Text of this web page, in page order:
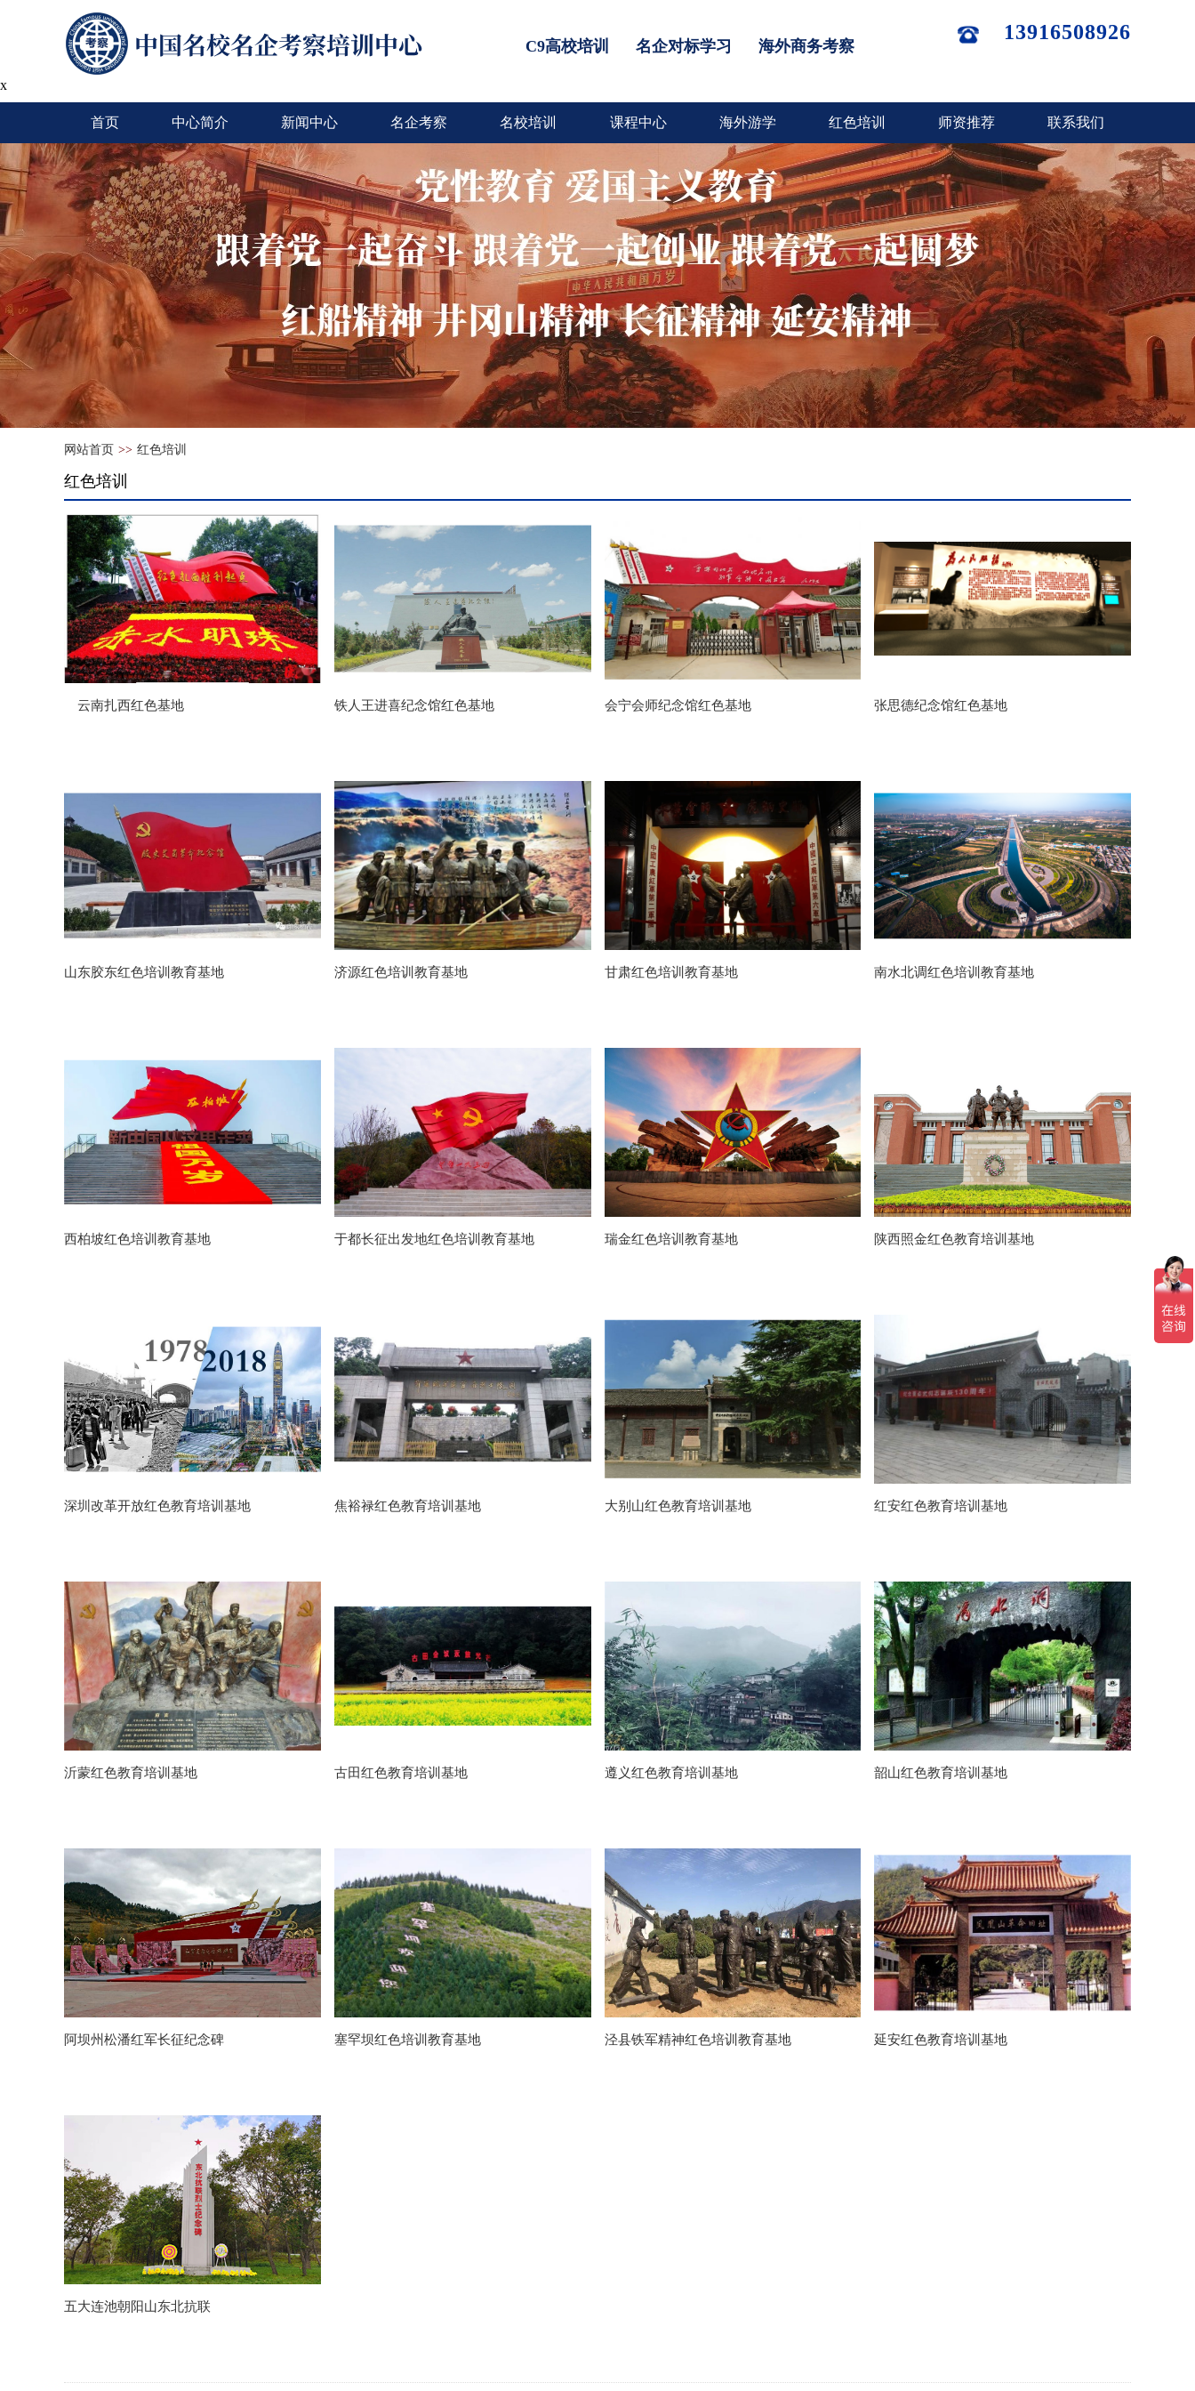
C9高校培训 名企对标学习 海外商务考察
13916508926
x
首页 中心简介 新闻中心 名企考察 名校培训 课程中心 海外游学 红色培训 师资推荐 联系我们
网站首页 >> 红色培训
红色培训
云南扎西红色基地 铁人王进喜纪念馆红色基地 会宁会师纪念馆红色基地 张思德纪念馆红色基地
山东胶东红色培训教育基地 济源红色培训教育基地 甘肃红色培训教育基地 南水北调红色培训教育基地
西柏坡红色培训教育基地 于都长征出发地红色培训教育基地 瑞金红色培训教育基地 陕西照金红色教育培训基地
深圳改革开放红色教育培训基地 焦裕禄红色教育培训基地 大别山红色教育培训基地 红安红色教育培训基地
沂蒙红色教育培训基地 古田红色教育培训基地 遵义红色教育培训基地 韶山红色教育培训基地
阿坝州松潘红军长征纪念碑 塞罕坝红色培训教育基地 泾县铁军精神红色培训教育基地 延安红色教育培训基地
五大连池朝阳山东北抗联